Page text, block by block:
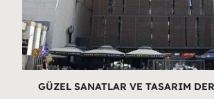
GÜZEL SANATLAR VE TASARIM